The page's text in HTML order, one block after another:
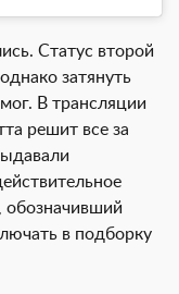
Статус второй
затянуть
В трансляции
решит все за
обозначивший
в подборку